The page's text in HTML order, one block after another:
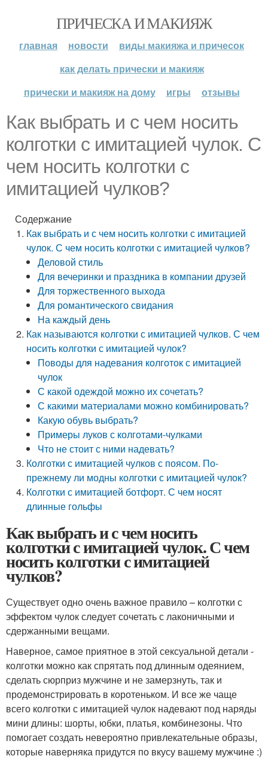
ПРИЧЕСКА И МАКИЯЖ
главная новости
виды макияжа и причесок
как делать прически и макияж
прически и макияж на дому
игры отзывы
Как выбрать и с чем носить
колготки с имитацией чулок. С
чем носить колготки с
имитацией чулков?
Содержание
Как выбрать и с чем носить колготки с имитацией
чулок. С чем носить колготки с имитацией чулков?
Деловой стиль
Для вечеринки и праздника в компании друзей
Для торжественного выхода
Для романтического свидания
На каждый день
Как называются колготки с имитацией чулков. С чем
носить колготки с имитацией чулок?
Поводы для надевания колготок с имитацией
чулок
С какой одеждой можно их сочетать?
С какими материалами можно комбинировать?
Какую обувь выбрать?
Примеры луков с колготами-чулками
Что не стоит с ними надевать?
Колготки с имитацией чулков с поясом. По-
прежнему ли модны колготки с имитацией чулок?
Колготки с имитацией ботфорт. С чем носят
длинные гольфы
Как выбрать и с чем носить
колготки с имитацией чулок. С чем
носить колготки с имитацией
чулков?
Существует одно очень важное правило – колготки с
эффектом чулок следует сочетать с лаконичными и
сдержанными вещами.
Наверное, самое приятное в этой сексуальной детали -
колготки можно как спрятать под длинным одеянием,
сделать сюрприз мужчине и не замерзнуть, так и
продемонстрировать в коротеньком. И все же чаще
всего колготки с имитацией чулок надевают под наряды
мини длины: шорты, юбки, платья, комбинезоны. Что
помогает создать невероятно привлекательные образы,
которые наверняка придутся по вкусу вашему мужчине :)